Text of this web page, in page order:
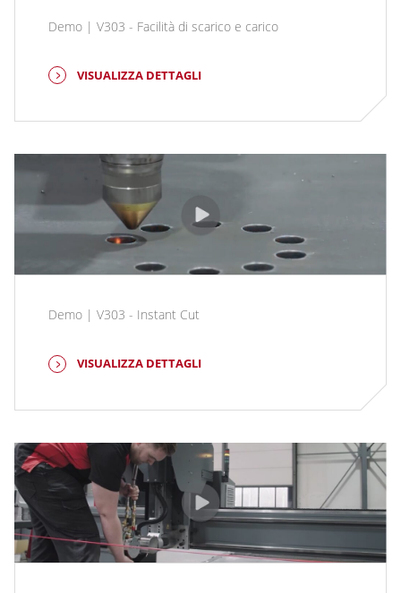
Demo | V303 - Facilità di scarico e carico
VISUALIZZA DETTAGLI
Demo | V303 - Instant Cut
VISUALIZZA DETTAGLI